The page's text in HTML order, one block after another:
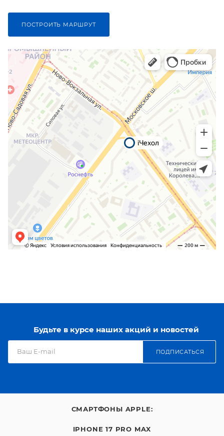
ПОСТРОИТЬ МАРШРУТ
Будьте в курсе наших акций и новостей
ПОДПИСАТЬСЯ
СМАРТФОНЫ APPLE:
IPHONE 17 PRO MAX